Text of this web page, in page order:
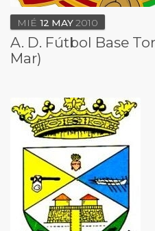
MIÉ 12 MAY2010
A. D. Fútbol Base
Mar)